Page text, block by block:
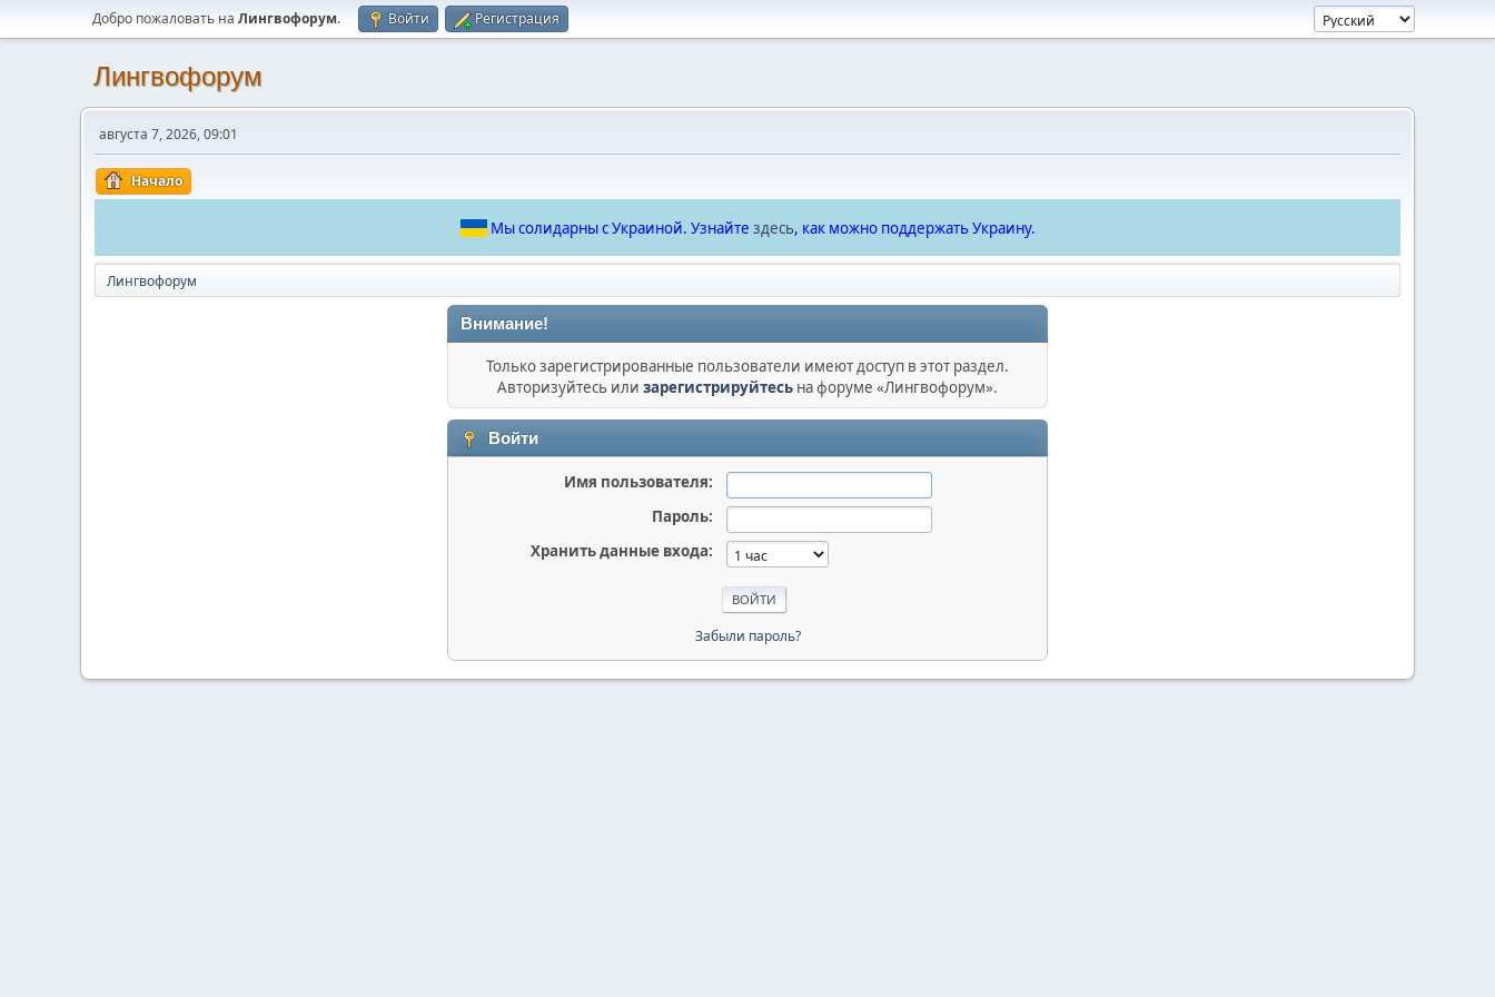
Добро пожаловать на Лингвофорум. Войти Регистрация
Лингвофорум
августа 7, 2026, 09:01
Начало
Мы солидарны с Украиной. Узнайте здесь, как можно поддержать Украину.
Лингвофорум
Внимание!
Только зарегистрированные пользователи имеют доступ в этот раздел.
Авторизуйтесь или зарегистрируйтесь на форуме «Лингвофорум».
Войти
Имя пользователя:
Пароль:
Хранить данные входа:
Забыли пароль?